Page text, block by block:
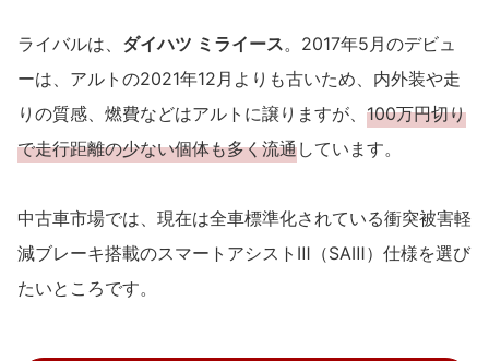
ライバルは、 ダイハツ ミライース。2017年5月のデビュ
ーは、アルトの2021年12月よりも古いため、内外装や走
りの質感、燃費などはアルトに譲りますが、 100万円切り
で走行距離の少ない個体も多く流通しています。
中古車市場では、現在は全車標準化されている衝突被害軽
減ブレーキ搭載のスマートアシストⅢ（SAⅢ）仕様を選び
たいところです。